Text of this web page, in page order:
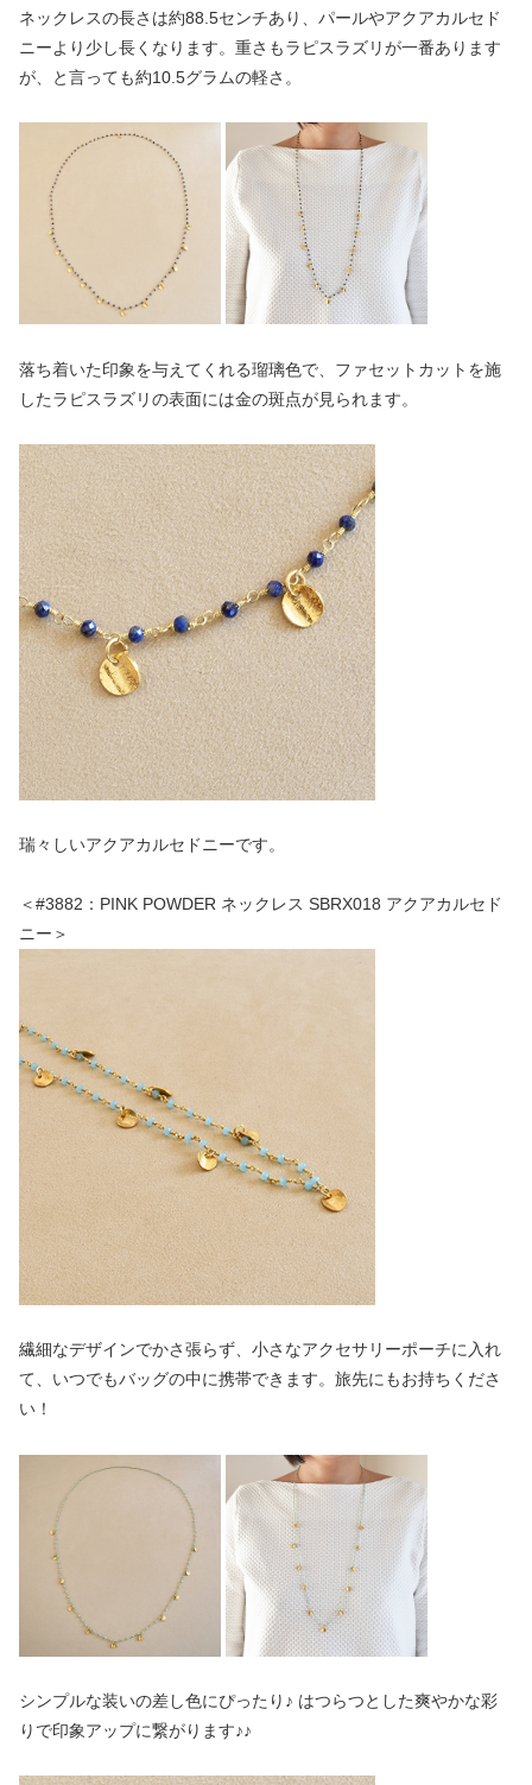
ネックレスの長さは約88.5センチあり、パールやアクアカルセド
ニーより少し長くなります。重さもラピスラズリが一番あります
が、と言っても約10.5グラムの軽さ。
落ち着いた印象を与えてくれる瑠璃色で、ファセットカットを施
したラピスラズリの表面には金の斑点が見られます。
瑞々しいアクアカルセドニーです。
＜#3882：PINK POWDER ネックレス SBRX018 アクアカルセド
ニー＞
繊細なデザインでかさ張らず、小さなアクセサリーポーチに入れ
て、いつでもバッグの中に携帯できます。旅先にもお持ちくださ
い！
シンプルな装いの差し色にぴったり♪ はつらつとした爽やかな彩
りで印象アップに繋がります♪♪